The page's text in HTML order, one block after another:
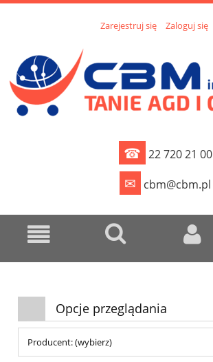
Zarejestruj się Zaloguj się
☎ 22 720 21 00
✉ cbm@cbm.pl
Opcje przeglądania
Producent: (wybierz)